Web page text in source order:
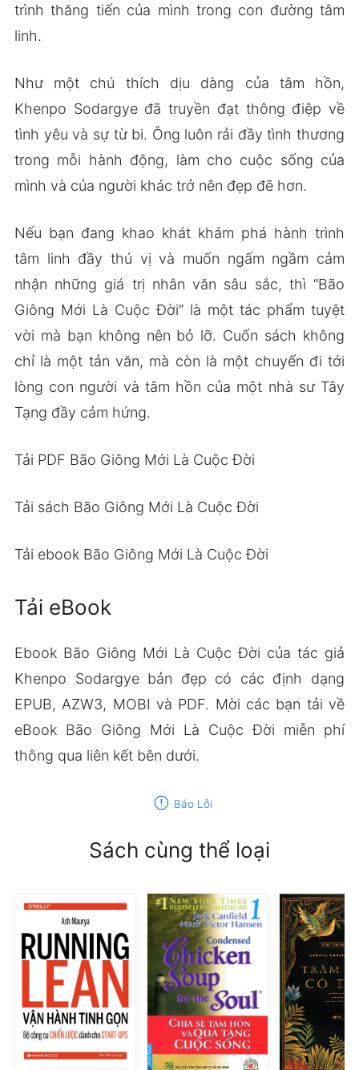
trình thăng tiến của mình trong con đường tâm
linh.
Như một chú thích dịu dàng của tâm hồn,
Khenpo Sodargye đã truyền đạt thông điệp về
tình yêu và sự từ bi. Ông luôn rải đầy tình thương
trong mỗi hành động, làm cho cuộc sống của
mình và của người khác trở nên đẹp đẽ hơn.
Nếu bạn đang khao khát khám phá hành trình
tâm linh đầy thú vị và muốn ngấm ngầm cảm
nhận những giá trị nhân văn sâu sắc, thì “Bão
Giông Mới Là Cuộc Đời” là một tác phẩm tuyệt
vời mà bạn không nên bỏ lỡ. Cuốn sách không
chỉ là một tản văn, mà còn là một chuyến đi tới
lòng con người và tâm hồn của một nhà sư Tây
Tạng đầy cảm hứng.
Tải PDF Bão Giông Mới Là Cuộc Đời
Tải sách Bão Giông Mới Là Cuộc Đời
Tải ebook Bão Giông Mới Là Cuộc Đời
Tải eBook
Ebook Bão Giông Mới Là Cuộc Đời của tác giả
Khenpo Sodargye bản đẹp có các định dạng
EPUB, AZW3, MOBI và PDF. Mời các bạn tải về
eBook Bão Giông Mới Là Cuộc Đời miễn phí
thông qua liên kết bên dưới.
report Báo Lỗi
Sách cùng thể loại